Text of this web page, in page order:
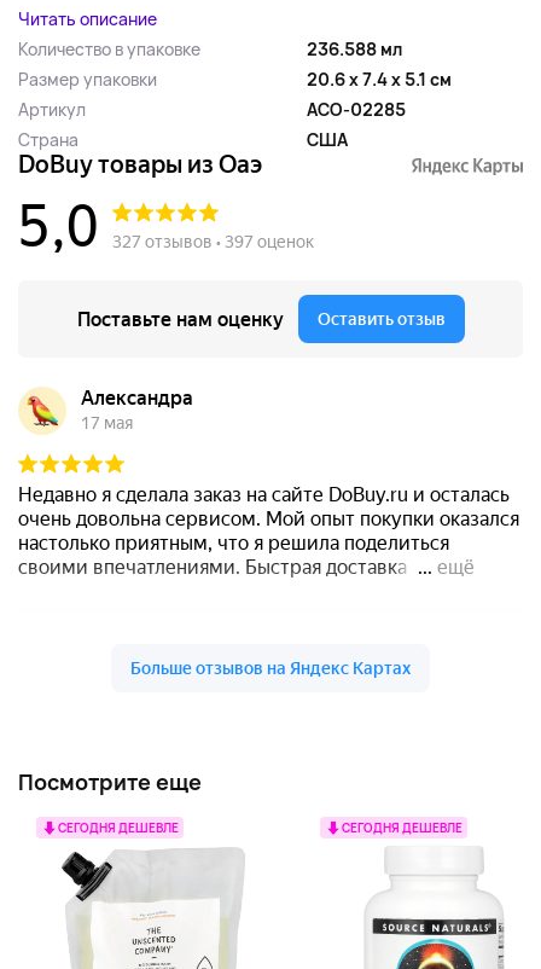
Читать описание
Количество в упаковке
236.588 мл
Размер упаковки
20.6 x 7.4 x 5.1 см
Артикул
ACO-02285
Страна
США
Посмотрите еще
СЕГОДНЯ ДЕШЕВЛЕ СЕГОДНЯ ДЕШЕВЛЕ